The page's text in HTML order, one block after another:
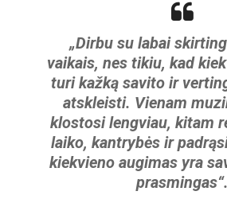
„Dirbu su labai
vaikais, nes tikiu, kad
turi kažką savito ir
atskleisti. Vienam
klostosi lengviau, kitam
laiko, kantrybės ir
kiekvieno augimas yra
prasmingas“.